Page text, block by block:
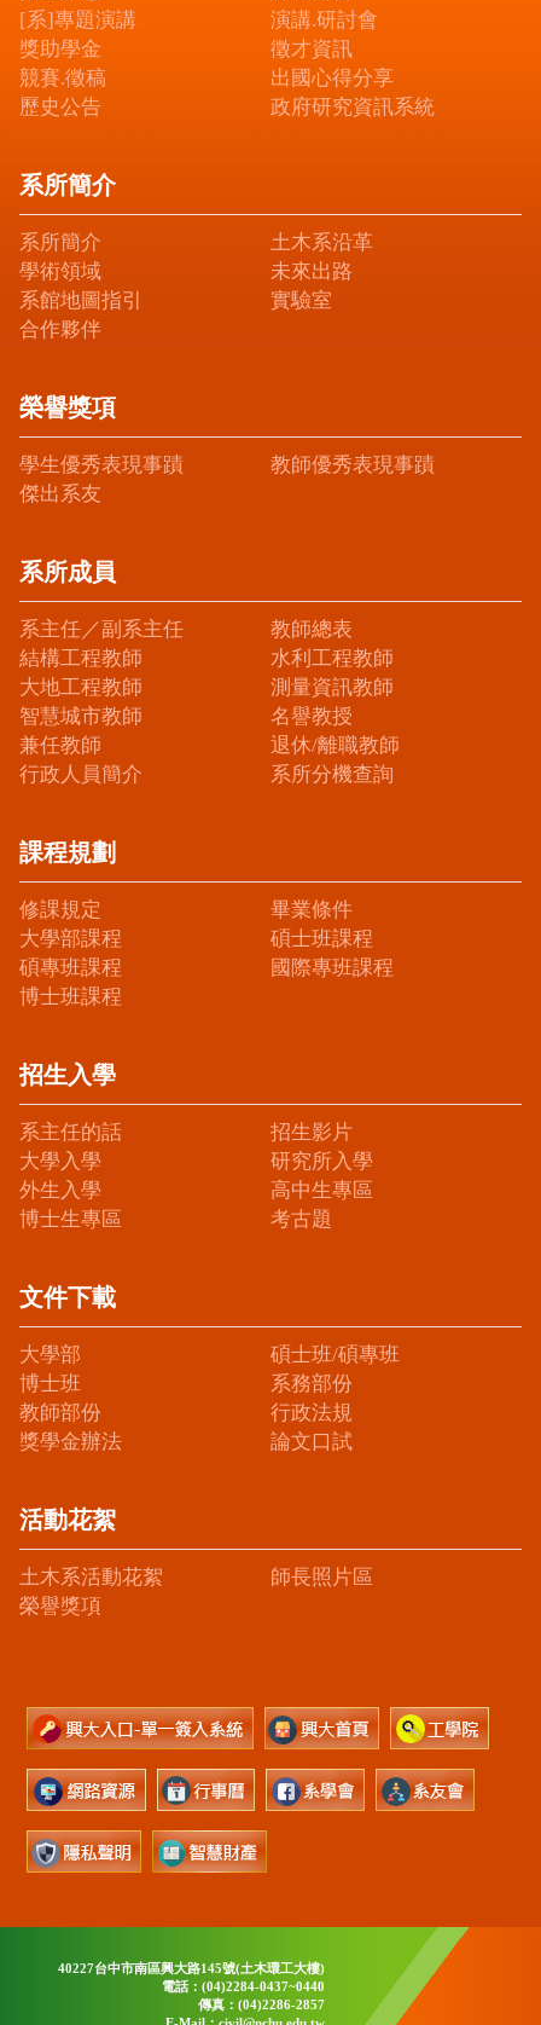
[系]專題演講
演講.研討會
獎助學金
徵才資訊
競賽.徵稿
出國心得分享
歷史公告
政府研究資訊系統
系所簡介
系所簡介
土木系沿革
學術領域
未來出路
系館地圖指引
實驗室
合作夥伴
榮譽獎項
學生優秀表現事蹟
教師優秀表現事蹟
傑出系友
系所成員
系主任／副系主任
教師總表
結構工程教師
水利工程教師
大地工程教師
測量資訊教師
智慧城市教師
名譽教授
兼任教師
退休/離職教師
行政人員簡介
系所分機查詢
課程規劃
修課規定
畢業條件
大學部課程
碩士班課程
碩專班課程
國際專班課程
博士班課程
招生入學
系主任的話
招生影片
大學入學
研究所入學
外生入學
高中生專區
博士生專區
考古題
文件下載
大學部
碩士班/碩專班
博士班
系務部份
教師部份
行政法規
獎學金辦法
論文口試
活動花絮
土木系活動花絮
師長照片區
榮譽獎項
40227台中市南區興大路145號(土木環工大樓)
電話：(04)2284-0437~0440
傳真：(04)2286-2857